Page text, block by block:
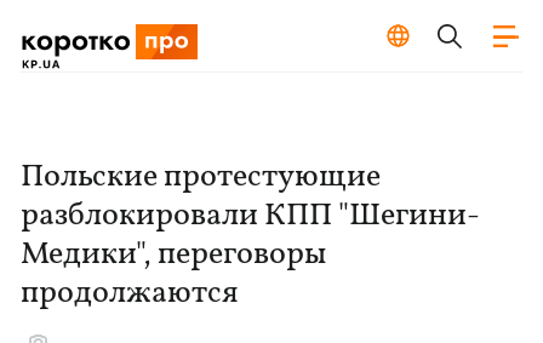
Польские протестующие
разблокировали КПП "Шегини-
Медики", переговоры
продолжаются